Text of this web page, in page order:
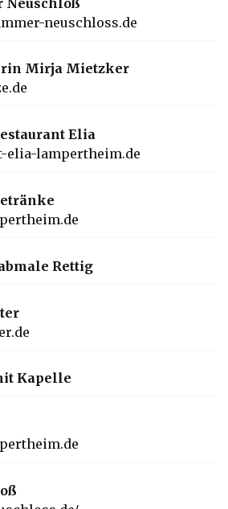
neuschloss.de
Mirja Mietzker
Elia
elia-lampertheim.de
Rettig
Kapelle